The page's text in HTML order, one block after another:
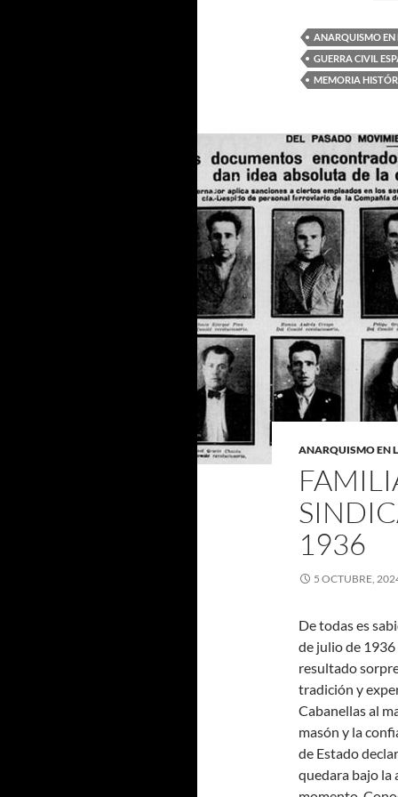
ANARQUISMO EN
GUERRA CIVIL
MEMORIA
ANARQUISMO EN
1936
5 OCTUBRE,
De todas es
de julio de 1936
resultado
tradición y
Cabanellas al
masón y la
de Estado
quedara bajo la